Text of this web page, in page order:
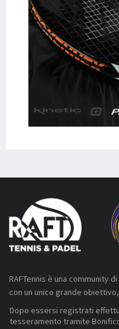
RAFTennis è una community
con un unico grande
Dopo essersi registrati
tesseramento tramite